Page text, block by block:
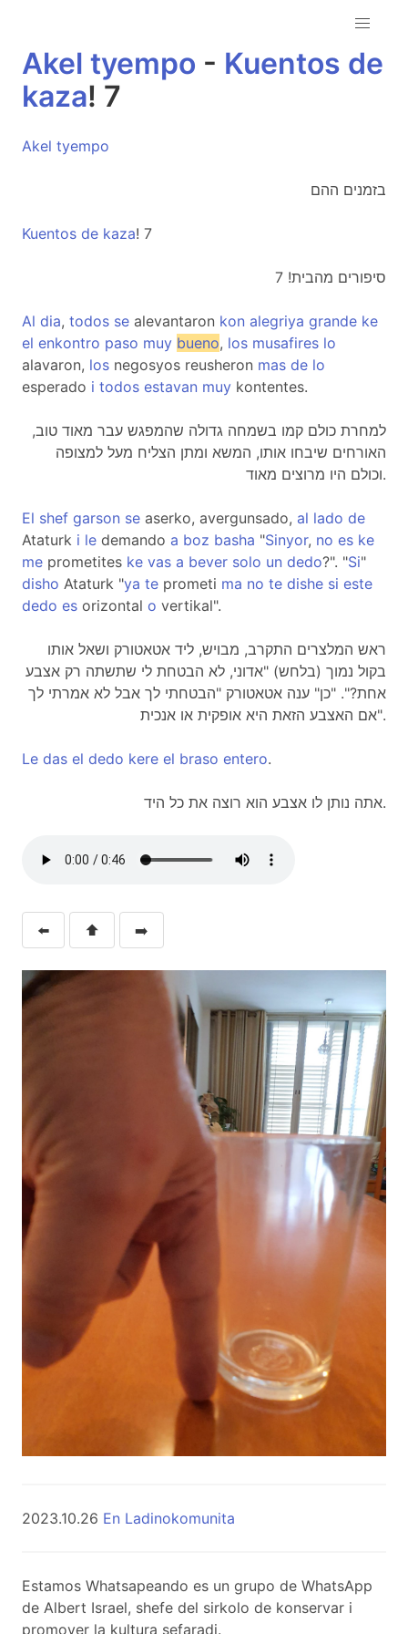
Akel tyempo - Kuentos de
kaza! 7
Akel tyempo
בזמנים ההם
Kuentos de kaza! 7
סיפורים מהבית! 7
Al dia, todos se alevantaron kon alegriya grande ke
el enkontro paso muy bueno, los musafires lo
alavaron, los negosyos reusheron mas de lo
esperado i todos estavan muy kontentes.
למחרת כולם קמו בשמחה גדולה שהמפגש עבר מאוד טוב,
האורחים שיבחו אותו, המשא ומתן הצליח מעל למצופה
וכולם היו מרוצים מאוד.
El shef garson se aserko, avergunsado, al lado de
Ataturk i le demando a boz basha "Sinyor, no es ke
me prometites ke vas a bever solo un dedo?". "Si"
disho Ataturk "ya te prometi ma no te dishe si este
dedo es orizontal o vertikal".
ראש המלצרים התקרב, מבויש, ליד אטאטורק ושאל אותו
בקול נמוך (בלחש) "אדוני, לא הבטחת לי שתשתה רק אצבע
אחת?". "כן" ענה אטאטורק "הבטחתי לך אבל לא אמרתי לך
אם האצבע הזאת היא אופקית או אנכית".
Le das el dedo kere el braso entero.
אתה נותן לו אצבע הוא רוצה את כל היד.
⬅️ ⬆️ ➡️
2023.10.26 En Ladinokomunita
Estamos Whatsapeando es un grupo de WhatsApp
de Albert Israel, shefe del sirkolo de konservar i
promover la kultura sefaradi.